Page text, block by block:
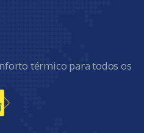
térmico para todos os